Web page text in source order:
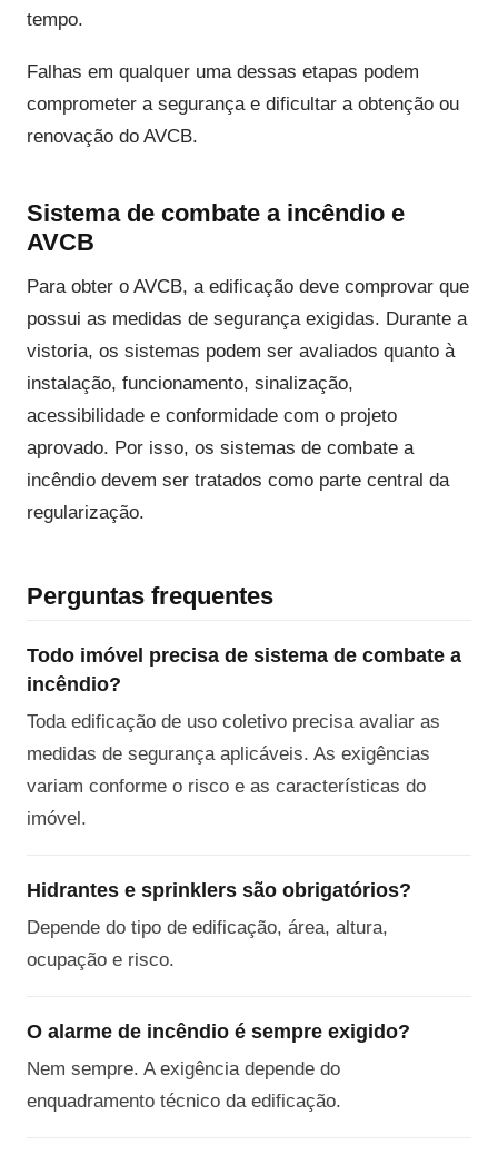
tempo.
Falhas em qualquer uma dessas etapas podem
comprometer a segurança e dificultar a obtenção ou
renovação do AVCB.
Sistema de combate a incêndio e
AVCB
Para obter o AVCB, a edificação deve comprovar que
possui as medidas de segurança exigidas. Durante a
vistoria, os sistemas podem ser avaliados quanto à
instalação, funcionamento, sinalização,
acessibilidade e conformidade com o projeto
aprovado. Por isso, os sistemas de combate a
incêndio devem ser tratados como parte central da
regularização.
Perguntas frequentes
Todo imóvel precisa de sistema de combate a
incêndio?
Toda edificação de uso coletivo precisa avaliar as
medidas de segurança aplicáveis. As exigências
variam conforme o risco e as características do
imóvel.
Hidrantes e sprinklers são obrigatórios?
Depende do tipo de edificação, área, altura,
ocupação e risco.
O alarme de incêndio é sempre exigido?
Nem sempre. A exigência depende do
enquadramento técnico da edificação.